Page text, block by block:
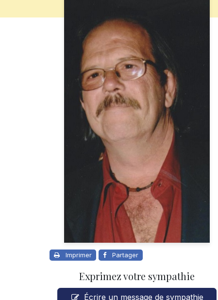
Imprimer Partager
Exprimez votre sympathie
Écrire un message de sympathie